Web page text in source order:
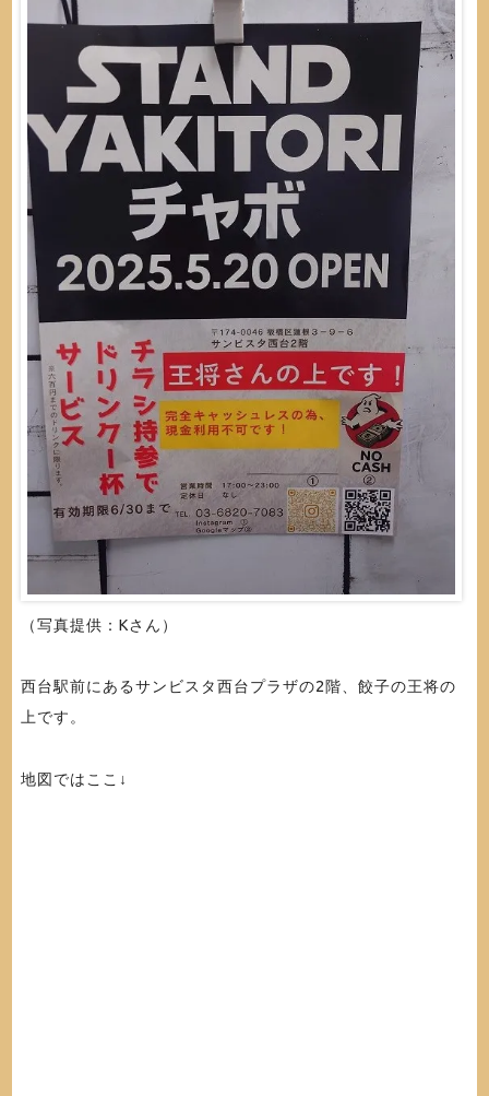
（写真提供：Kさん）
西台駅前にあるサンビスタ西台プラザの2階、餃子の王将の
上です。
地図ではここ↓